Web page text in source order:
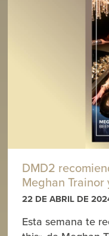
DMD2
Meghan Trainor
22 DE ABRIL DE
Esta semana te